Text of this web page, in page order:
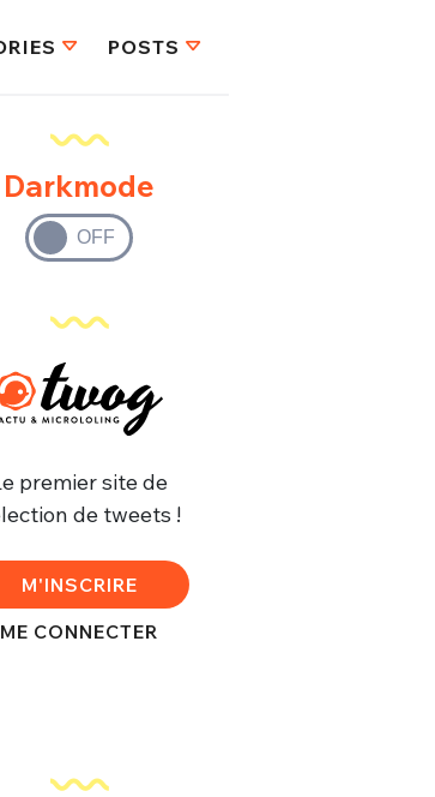
POSTS
Darkmode
premier site de
de tweets !
M'INSCRIRE
ME CONNECTER